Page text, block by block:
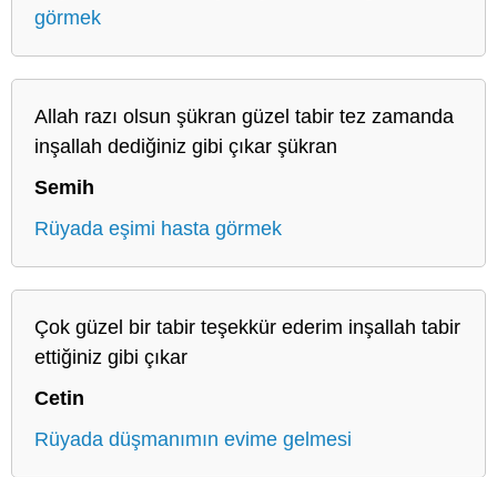
görmek
Allah razı olsun şükran güzel tabir tez zamanda
inşallah dediğiniz gibi çıkar şükran
Semih
Rüyada eşimi hasta görmek
Çok güzel bir tabir teşekkür ederim inşallah tabir
ettiğiniz gibi çıkar
Cetin
Rüyada düşmanımın evime gelmesi